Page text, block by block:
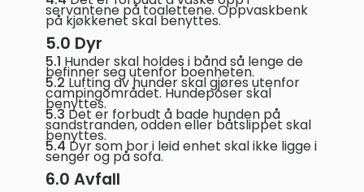
servantene på toalettene. Oppvaskbenk
på kjøkkenet skal benyttes.
5.0 Dyr
5.1 Hunder skal holdes i bånd så lenge de
befinner seg utenfor boenheten.
5.2Lufting av hunder skal gjøres utenfor
campingområdet. Hundeposer skal
benyttes.
5.3Det er forbudt å bade hunden på
sandstranden, odden eller båtslippet skal
benyttes.
5.4Dyr som bor i leid enhet skal ikke ligge i
senger og på sofa.
6.0 Avfall